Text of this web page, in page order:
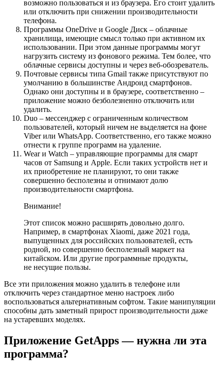
возможно пользоваться и из браузера. Его стоит удалить
или отключить при снижении производительности
телефона.
Программы OneDrive и Google Диск – облачные
хранилища, имеющие смысл только при активном их
использовании. При этом данные программы могут
нагрузить систему из фонового режима. Тем более, что
облачные сервисы доступны и через веб-обозреватель.
Почтовые сервисы типа Gmail также присутствуют по
умолчанию в большинстве Андроид смартфонов.
Однако они доступны и в браузере, соответственно –
приложение можно безболезненно отключить или
удалить.
Duo – мессенджер с ограниченным количеством
пользователей, который ничем не выделяется на фоне
Viber или WhatsApp. Соответственно, его также можно
отнести к группе программ на удаление.
Wear и Watch – управляющие программы для смарт
часов от Samsung и Apple. Если таких устройств нет и
их приобретение не планируют, то они также
совершенно бесполезны и отнимают долю
производительности смартфона.
Внимание!
Этот список можно расширять довольно долго.
Например, в смартфонах Xiaomi, даже 2021 года,
выпущенных для российских пользователей, есть
родной, но совершенно бесполезный маркет на
китайском. Или другие программные продукты,
не несущие пользы.
Все эти приложения можно удалить в телефоне или
отключить через стандартное меню настроек либо
воспользоваться альтернативным софтом. Такие манипуляции
способны дать заметный прирост производительности даже
на устаревших моделях.
Приложение GetApps — нужна ли эта
программа?